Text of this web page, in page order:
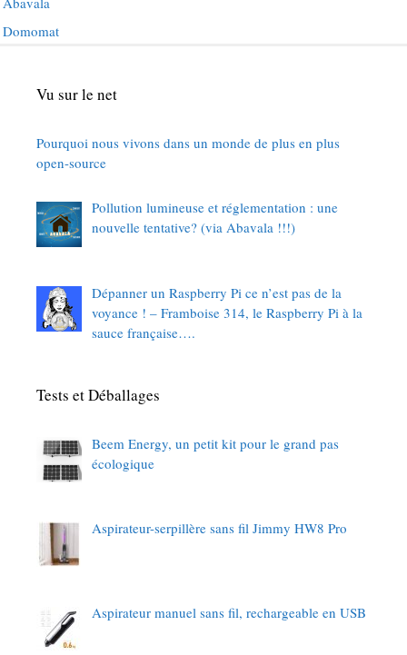
Domomat
Vu sur le net
Pourquoi nous vivons dans un monde de plus en plus
open-source
Pollution lumineuse et réglementation : une
nouvelle tentative? (via Abavala !!!)
Dépanner un Raspberry Pi ce n’est pas de la
voyance ! – Framboise 314, le Raspberry Pi à la
sauce française….
Tests et Déballages
Beem Energy, un petit kit pour le grand pas
écologique
Aspirateur-serpillère sans fil Jimmy HW8 Pro
Aspirateur manuel sans fil, rechargeable en USB